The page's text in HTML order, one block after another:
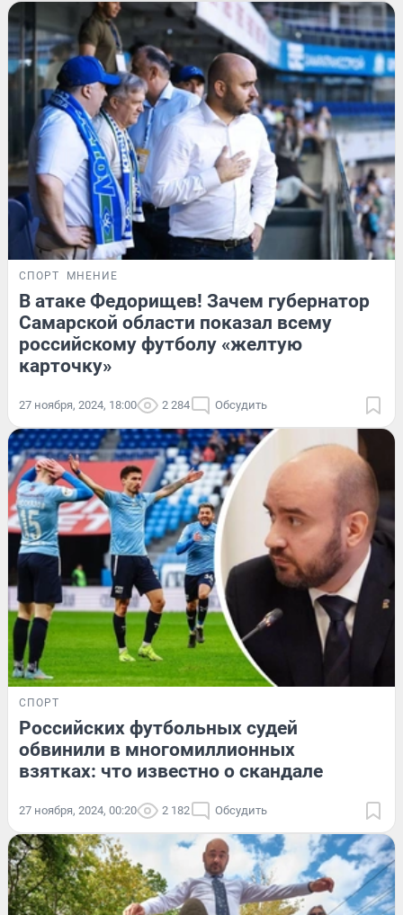
СПОРТ МНЕНИЕ
В атаке Федорищев! Зачем губернатор
Самарской области показал всему
российскому футболу «желтую
карточку»
27 ноября, 2024, 18:00 2 284 Обсудить
СПОРТ
Российских футбольных судей
обвинили в многомиллионных
взятках: что известно о скандале
27 ноября, 2024, 00:20 2 182 Обсудить